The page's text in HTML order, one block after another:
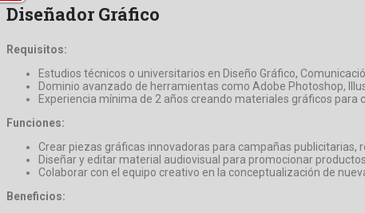
Diseñador Gráfico
Requisitos:
Estudios técnicos o universitarios en Diseño Gráfico,
Dominio avanzado de herramientas como Adobe Photoshop,
Experiencia mínima de 2 años creando materiales gráficos para
Funciones:
Crear piezas gráficas innovadoras para campañas publicitarias,
Diseñar y editar material audiovisual para promocionar
Colaborar con el equipo creativo en la conceptualización de
Beneficios: